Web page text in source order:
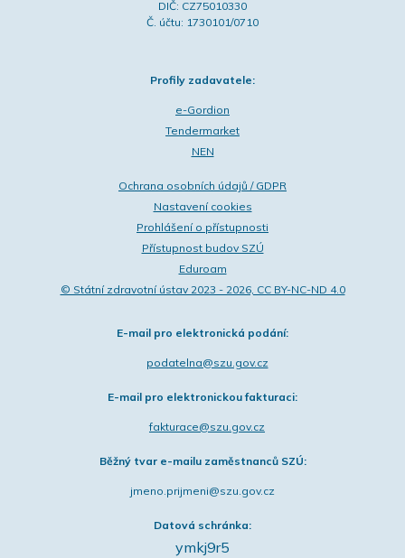
DIČ: CZ75010330
Č. účtu: 1730101/0710
Profily zadavatele:
e-Gordion
Tendermarket
NEN
Ochrana osobních údajů / GDPR
Nastavení cookies
Prohlášení o přístupnosti
Přístupnost budov SZÚ
Eduroam
© Státní zdravotní ústav 2023 - 2026, CC BY-NC-ND 4.0
E-mail pro elektronická podání:
podatelna@szu.gov.cz
E-mail pro elektronickou fakturaci:
fakturace@szu.gov.cz
Běžný tvar e-mailu zaměstnanců SZÚ:
jmeno.prijmeni@szu.gov.cz
Datová schránka:
ymkj9r5